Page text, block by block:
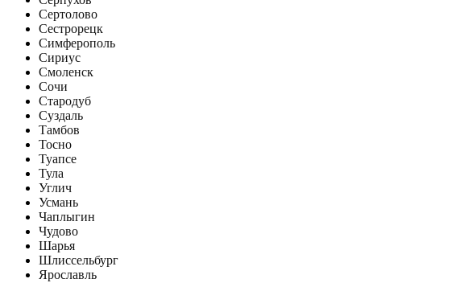
Сертолово
Сестрорецк
Симферополь
Сириус
Смоленск
Сочи
Стародуб
Суздаль
Тамбов
Тосно
Туапсе
Тула
Углич
Усмань
Чаплыгин
Чудово
Шарья
Шлиссельбург
Ярославль